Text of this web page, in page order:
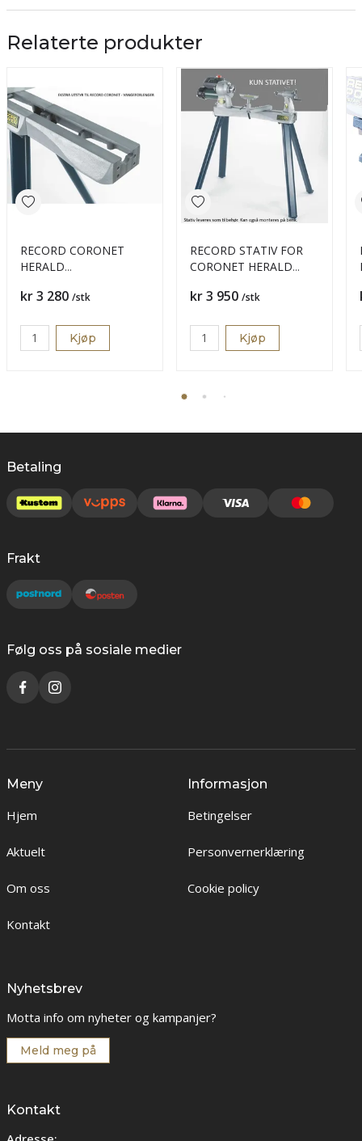
Relaterte produkter
RECORD CORONET
HERALD
Pris
kr 3 280 /stk
Kjøp
RECORD STATIV FOR
CORONET HERALD
Pris
kr 3 950 /stk
Kjøp
Betaling
Frakt
Følg oss på sosiale medier
Meny
Hjem
Aktuelt
Om oss
Kontakt
Informasjon
Betingelser
Personvernerklæring
Cookie policy
Nyhetsbrev
Motta info om nyheter og kampanjer?
Meld meg på
Kontakt